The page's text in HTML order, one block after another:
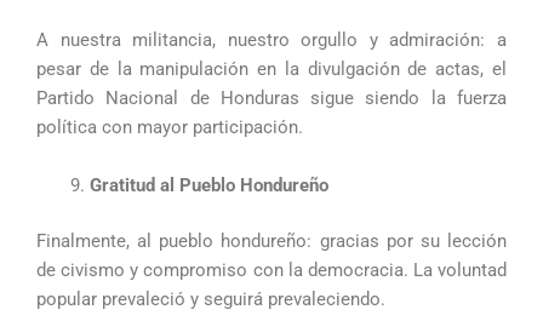
A nuestra militancia, nuestro orgullo y admiración: a
pesar de la manipulación en la divulgación de actas, el
Partido Nacional de Honduras sigue siendo la fuerza
política con mayor participación.
Gratitud al Pueblo Hondureño
Finalmente, al pueblo hondureño: gracias por su lección
de civismo y compromiso con la democracia. La voluntad
popular prevaleció y seguirá prevaleciendo.